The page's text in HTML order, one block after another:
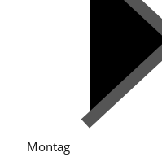
Montag